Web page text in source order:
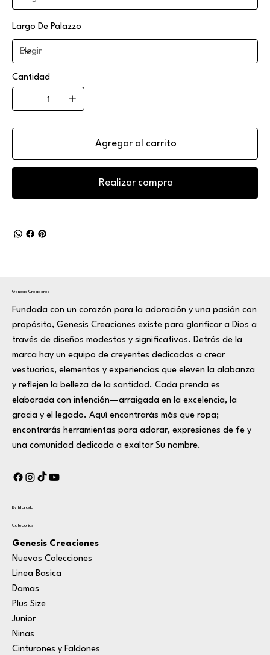
Largo De Palazzo
Cantidad
Agregar al carrito
Realizar compra
Genesis Creaciones
Fundada con un corazón para la adoración y una pasión con
propósito, Genesis Creaciones existe para glorificar a Dios a
través de diseños modestos y significativos. Detrás de la
marca hay un equipo de creyentes dedicados a crear
vestuarios, elementos y experiencias que eleven la alabanza
y reflejen la belleza de la santidad. Cada prenda es
elaborada con intención—arraigada en la excelencia, la
gracia y el legado. Aquí encontrarás más que ropa;
encontrarás herramientas para adorar, expresiones de fe y
una comunidad dedicada a exaltar Su nombre.
By Marcela
Categorías
Genesis Creaciones
Nuevos Colecciones
Linea Basica
Damas
Plus Size
Junior
Ninas
Cinturones y Faldones